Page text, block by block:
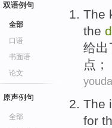
双语例句
全部
口语
书面语
论文
原声例句
全部
The
the
给出
点 ；
The
for